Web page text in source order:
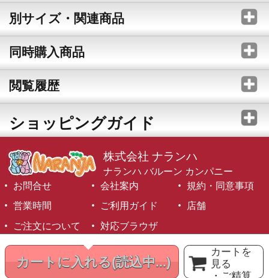
カートに入れる(読込中...)
カートを
見る
別サイズ・関連商品
同時購入商品
閲覧履歴
ショッピングガイド
株式会社 ナランハ
ナランハ バルーン カンパニー
お問合せ
会社案内
規約・同意事項
営業時間
ご利用ガイド
店舗
ご注文について
対応ブラウザ
©1999-2026 NARANJA Inc. All Rights Reserved.